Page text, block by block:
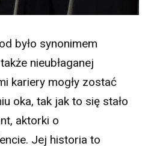
było synonimem
nieubłaganej
kariery mogły zostać
oka, tak jak to się stało
aktorki o
Jej historia to